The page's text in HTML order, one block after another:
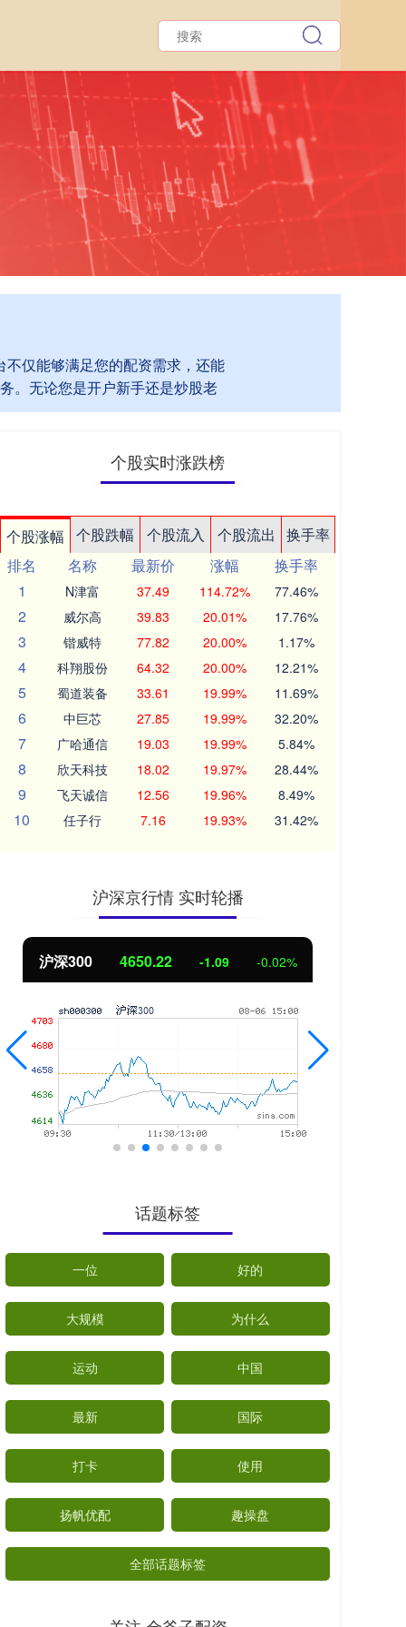
仅能够满足您的配资需求，还能
。无论您是开户新手还是炒股老
个股实时涨跌榜
个股涨幅 个股跌幅 个股流入 个股流出
换手率
排名
名称 最新价 涨幅
换手率
1
N津富 37.49 114.72% 77.46%
2 威尔高 39.83 20.01% 17.76%
3 锴威特 77.82 20.00% 1.17%
4 科翔股份 64.32 20.00% 12.21%
5 蜀道装备 33.61 19.99% 11.69%
6 中巨芯 27.85 19.99% 32.20%
7 广哈通信 19.03 19.99% 5.84%
8 欣天科技 18.02 19.97% 28.44%
9 飞天诚信 12.56 19.96% 8.49%
10 任子行 7.16 19.93% 31.42%
沪深京行情 实时轮播
北证50 1122.88 0.00 0.00%
话题标签
一位 好的
大规模 为什么
运动 中国
最新 国际
打卡 使用
扬帆优配 趣操盘
全部话题标签